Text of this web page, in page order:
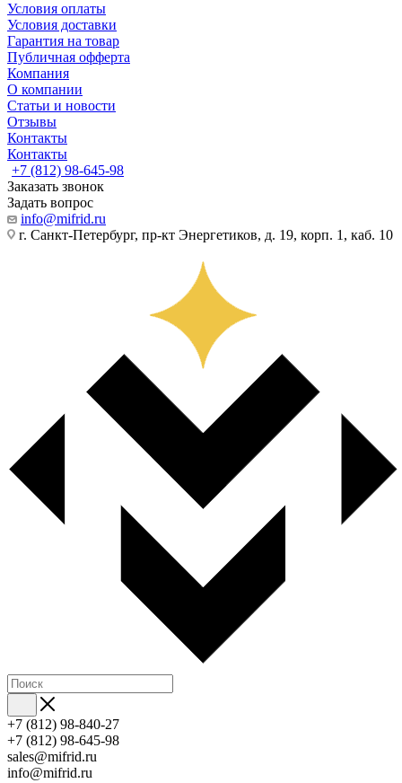
Условия оплаты
Условия доставки
Гарантия на товар
Публичная офферта
Компания
О компании
Статьи и новости
Отзывы
Контакты
Контакты
+7 (812) 98-645-98
Заказать звонок
Задать вопрос
info@mifrid.ru
г. Санкт-Петербург, пр-кт Энергетиков, д. 19, корп. 1, каб. 10
+7 (812) 98-840-27
+7 (812) 98-645-98
sales@mifrid.ru
info@mifrid.ru